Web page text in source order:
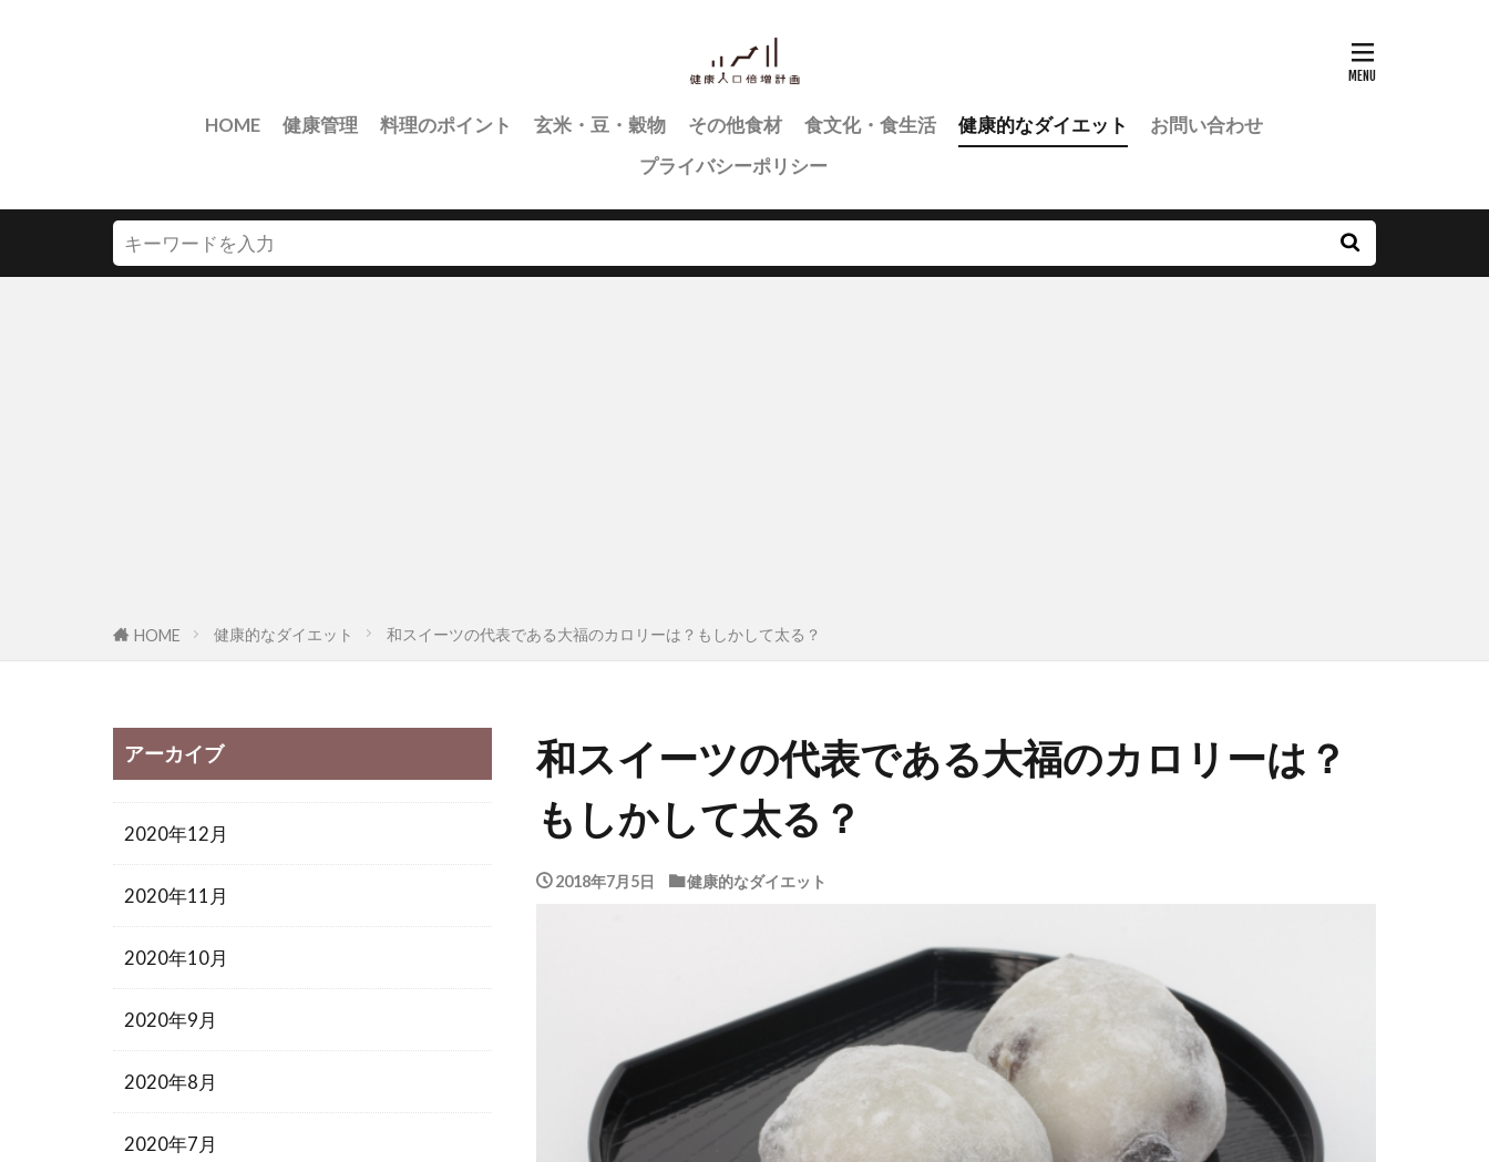
HOME 健康管理 料理のポイント 玄米・豆・穀物 その他食材 食文化・食生活 健康的なダイエット
お問い合わせ
プライバシーポリシー
HOME 健康的なダイエット 和スイーツの代表である大福のカロリーは？もしかして太る？
和スイーツの代表である大福のカロリーは？
もしかして太る？
2018年7月5日 健康的なダイエット
アーカイブ
2020年12月
2020年11月
2020年10月
2020年9月
2020年8月
2020年7月